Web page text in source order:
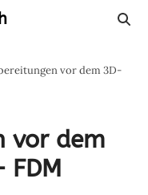
vor dem 3D-
vor dem
FDM